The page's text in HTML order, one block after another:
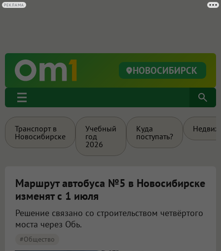
НОВОСИБИРСК
Транспорт в
Новосибирске
Учебный
год
2026
Куда
поступать?
Маршрут автобуса №5 в Новосибирске
изменят с 1 июля
Решение связано со строительством четвёртого
моста через Обь.
#Общество
РЕКЛАМА